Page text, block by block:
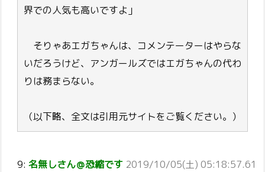
界での人気も高いですよ」
そりゃあエガちゃんは、コメンテーターはやらな
いだろうけど、アンガールズではエガちゃんの代わ
りは務まらない。
（以下略、全文は引用元サイトをご覧ください。）
9: 名無しさん＠恐縮です 2019/10/05(土) 05:18:57.61